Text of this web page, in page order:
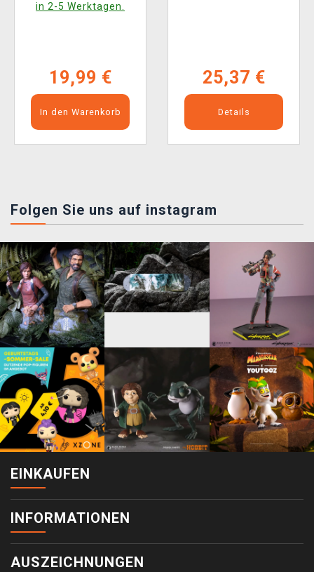
in 2-5 Werktagen.
19,99 €
In den Warenkorb
25,37 €
Details
Folgen Sie uns auf instagram
EINKAUFEN
INFORMATIONEN
AUSZEICHNUNGEN